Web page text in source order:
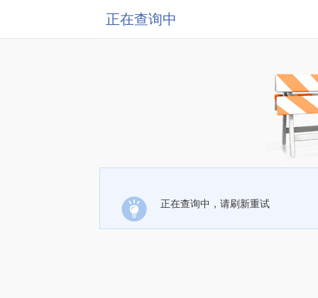
正在查询中
正在查询中，请刷新重试